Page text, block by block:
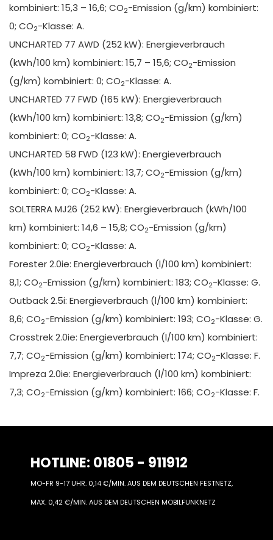
kombiniert: 15,3 – 16,6; CO2-Emission (g/km) kombiniert:
0; CO2-Klasse: A.
UNCHARTED 77 AWD (252 kW): Energieverbrauch
(kWh/100 km) kombiniert: 15,7 – 15,6; CO2-Emission
(g/km) kombiniert: 0; CO2-Klasse: A.
UNCHARTED 77 FWD (165 kW): Energieverbrauch
(kWh/100 km) kombiniert: 13,8; CO2-Emission (g/km)
kombiniert: 0; CO2-Klasse: A.
UNCHARTED 58 FWD (123 kW): Energieverbrauch
(kWh/100 km) kombiniert: 13,7; CO2-Emission (g/km)
kombiniert: 0; CO2-Klasse: A.
SOLTERRA MJ26 (252 kW): Energieverbrauch (kWh/100
km) kombiniert: 14,6 – 15,8; CO2-Emission (g/km)
kombiniert: 0; CO2-Klasse: A.
Forester 2.0ie: Energieverbrauch (l/100 km) kombiniert:
8,1; CO2-Emission (g/km) kombiniert: 183; CO2-Klasse: G.
Outback 2.5i: Energieverbrauch (l/100 km) kombiniert:
8,6; CO2-Emission (g/km) kombiniert: 193; CO2-Klasse: G.
Crosstrek 2.0ie: Energieverbrauch (l/100 km) kombiniert:
7,7; CO2-Emission (g/km) kombiniert: 174; CO2-Klasse: F.
Impreza 2.0ie: Energieverbrauch (l/100 km) kombiniert:
7,3; CO2-Emission (g/km) kombiniert: 166; CO2-Klasse: F.
HOTLINE: 01805 - 911912
MO-FR 9-17 UHR. 0,14 €/MIN. AUS DEM DEUTSCHEN FESTNETZ,
MAX. 0,42 €/MIN. AUS DEM DEUTSCHEN MOBILFUNKNETZ